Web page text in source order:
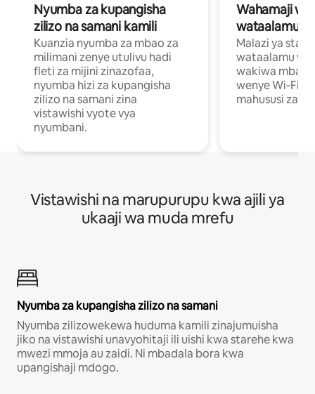
Nyumba za kupangisha
zilizo na samani kamili
Kuanzia nyumba za mbao za
milimani zenye utulivu hadi
fleti za mijini zinazofaa,
nyumba hizi za kupangisha
zilizo na samani zina
vistawishi vyote vya
nyumbani.
Wahamaji
wataalamu
Malazi ya
wataalamu
wakiwa mbali
wenye Wi-Fi
mahususi za
Vistawishi na marupurupu kwa ajili ya
ukaaji wa muda mrefu
Nyumba za kupangisha zilizo na samani
Nyumba zilizowekewa huduma kamili zinajumuisha
jiko na vistawishi unavyohitaji ili uishi kwa starehe kwa
mwezi mmoja au zaidi. Ni mbadala bora kwa
upangishaji mdogo.